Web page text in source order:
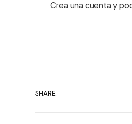
Crea una cuenta y
SHARE.